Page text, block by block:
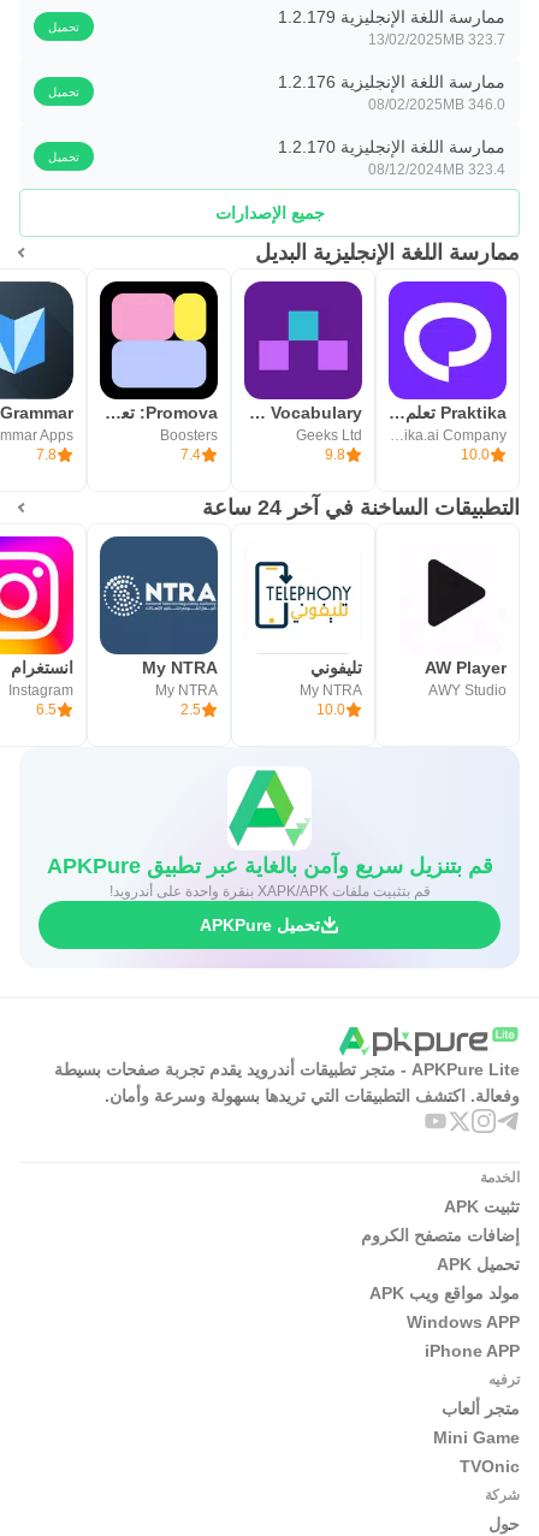
ممارسة اللغة الإنجليزية 1.2.179
323.7 MB
13/02/2025
تحميل
ممارسة اللغة الإنجليزية 1.2.176
346.0 MB
08/02/2025
تحميل
ممارسة اللغة الإنجليزية 1.2.170
323.4 MB
08/12/2024
تحميل
جميع الإصدارات
ممارسة اللغة الإنجليزية البديل
Praktika تعلم وتحدث الإنجليزية
Praktika.ai Company
10.0
WordUp Vocabulary
Geeks Ltd
9.8
Promova: تعلّم إنجليزي يوميًا
Boosters
7.4
7.8
التطبيقات الساخنة في آخر 24 ساعة
AW Player
AWY Studio
تليفوني
My NTRA
10.0
My NTRA
My NTRA
2.5
انستغرام
Instagram
6.5
قم بتنزيل سريع وآمن بالغاية عبر تطبيق APKPure
قم بتثبيت ملفات XAPK/APK بنقرة واحدة على أندرويد!
تحميل APKPure
APKPure Lite - متجر تطبيقات أندرويد يقدم تجربة صفحات بسيطة
وفعالة. اكتشف التطبيقات التي تريدها بسهولة وسرعة وأمان.
الخدمة
تثبيت APK
إضافات متصفح الكروم
تحميل APK
مولد مواقع ويب APK
Windows APP
iPhone APP
ترفيه
متجر ألعاب
Mini Game
TVOnic
شركة
حول